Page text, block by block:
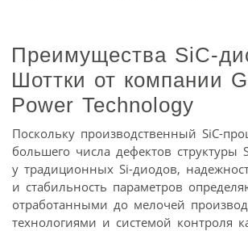
Преимущества SiC-
Шоттки от компании
Power Technology
Поскольку производственный SiC-
большего числа дефектов структуры
у традиционных Si-диодов,
и стабильность параметров
отработанными до мелочей
технологиями и системой контроля